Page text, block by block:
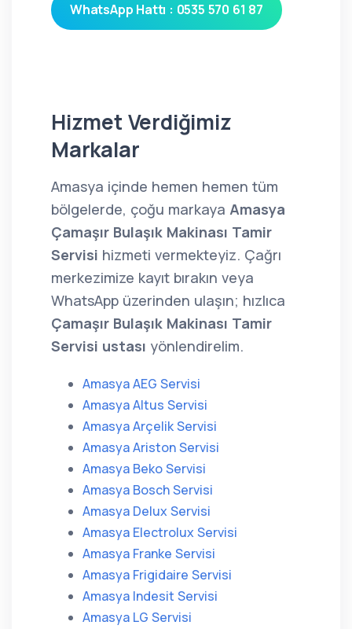
WhatsApp Hattı : 0535 570 61 87
Hizmet Verdiğimiz
Markalar
Amasya içinde hemen hemen tüm
bölgelerde, çoğu markaya Amasya
Çamaşır Bulaşık Makinası Tamir
Servisi hizmeti vermekteyiz. Çağrı
merkezimize kayıt bırakın veya
WhatsApp üzerinden ulaşın; hızlıca
Çamaşır Bulaşık Makinası Tamir
Servisi ustası yönlendirelim.
Amasya AEG Servisi
Amasya Altus Servisi
Amasya Arçelik Servisi
Amasya Ariston Servisi
Amasya Beko Servisi
Amasya Bosch Servisi
Amasya Delux Servisi
Amasya Electrolux Servisi
Amasya Franke Servisi
Amasya Frigidaire Servisi
Amasya Indesit Servisi
Amasya LG Servisi